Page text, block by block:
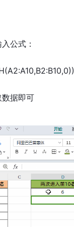
公式：
据即可